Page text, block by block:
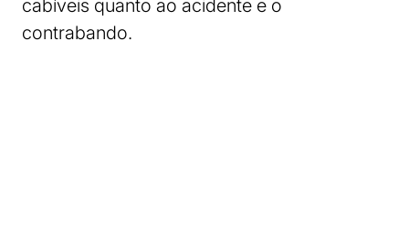
cabíveis quanto ao acidente e o
contrabando.